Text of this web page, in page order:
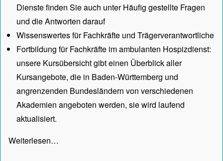
Dienste finden Sie auch unterHäufig gestellte Fragen
und die Antworten darauf
Wissenswertes für Fachkräfte und Trägerverantwortliche
Fortbildung für Fachkräfte im ambulanten Hospizdienst:
unsere Kursübersichtgibt einen Überblick aller
Kursangebote, die in Baden-Württemberg und
angrenzenden Bundesländern von verschiedenen
Akademien angeboten werden, sie wird laufend
aktualisiert.
Weiterlesen…